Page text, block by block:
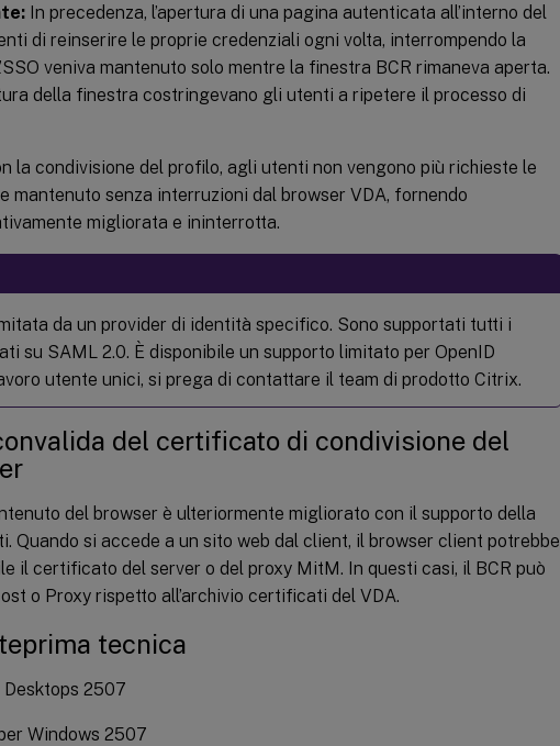
In precedenza, l’apertura di una pagina autenticata all’interno del
di reinserire le proprie credenziali ogni volta, interrompendo la
veniva mantenuto solo mentre la finestra BCR rimaneva aperta.
della finestra costringevano gli utenti a ripetere il processo di
la condivisione del profilo, agli utenti non vengono più richieste le
mantenuto senza interruzioni dal browser VDA, fornendo
migliorata e ininterrotta.
da un provider di identità specifico. Sono supportati tutti i
su SAML 2.0. È disponibile un supporto limitato per OpenID
utente unici, si prega di contattare il team di prodotto Citrix.
del certificato di condivisione del
del browser è ulteriormente migliorato con il supporto della
Quando si accede a un sito web dal client, il browser client potrebbe
il certificato del server o del proxy MitM. In questi casi, il BCR può
o Proxy rispetto all’archivio certificati del VDA.
tecnica
2507
Windows 2507